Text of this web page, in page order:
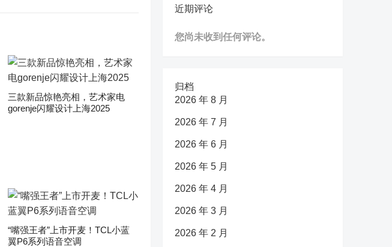
三款新品惊艳亮相，艺术家电
gorenje闪耀设计上海2025
“嘴强王者”上市开麦！TCL小蓝
翼P6系列语音空调
近期评论
您尚未收到任何评论。
归档
2026 年 8 月
2026 年 7 月
2026 年 6 月
2026 年 5 月
2026 年 4 月
2026 年 3 月
2026 年 2 月